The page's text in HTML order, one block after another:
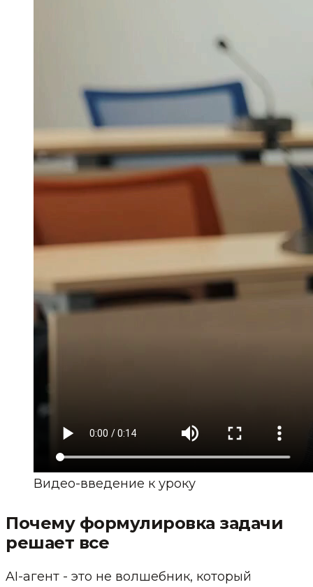
Видео-введение к уроку
Почему формулировка задачи
решает все
AI-агент - это не волшебник, который